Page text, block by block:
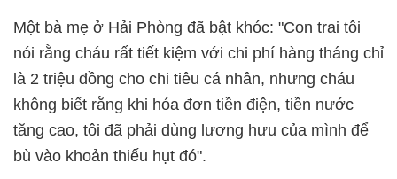
Một bà mẹ ở Hải Phòng đã bật khóc: "Con trai tôi
nói rằng cháu rất tiết kiệm với chi phí hàng tháng chỉ
là 2 triệu đồng cho chi tiêu cá nhân, nhưng cháu
không biết rằng khi hóa đơn tiền điện, tiền nước
tăng cao, tôi đã phải dùng lương hưu của mình để
bù vào khoản thiếu hụt đó".